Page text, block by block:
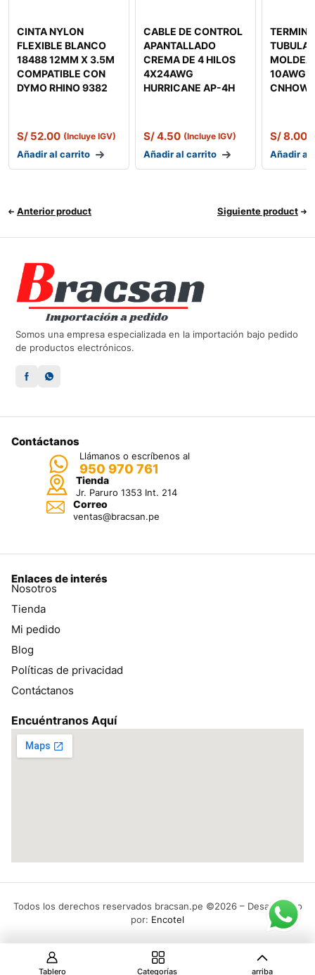
CINTA NYLON
FLEXIBLE BLANCO
18488 12MM X 3.5M
COMPATIBLE CON
DYMO RHINO 9382
S/ 52.00 (Incluye IGV)
Añadir al carrito
CABLE DE CONTROL
APANTALLADO
CREMA DE 4 HILOS
4X24AWG
HURRICANE AP-4H
S/4.50 (Incluye IGV)
Añadir al carrito
10AWG
S/8.00
Añadir al
Anterior product Siguiente product
Somos una empresa especializada en la importación bajo pedido
de productos electrónicos.
Contáctanos
Llámanos o escríbenos al
950 970 761
Tienda
Jr. Paruro 1353 Int. 214
Correo
ventas@bracsan.pe
Enlaces de interés
Nosotros
Tienda
Mi pedido
Blog
Políticas de privacidad
Contáctanos
Encuéntranos Aquí
Todos los derechos reservados bracsan.pe ©2026 – Desarrollado
por: Encotel
Tablero Categorías arriba